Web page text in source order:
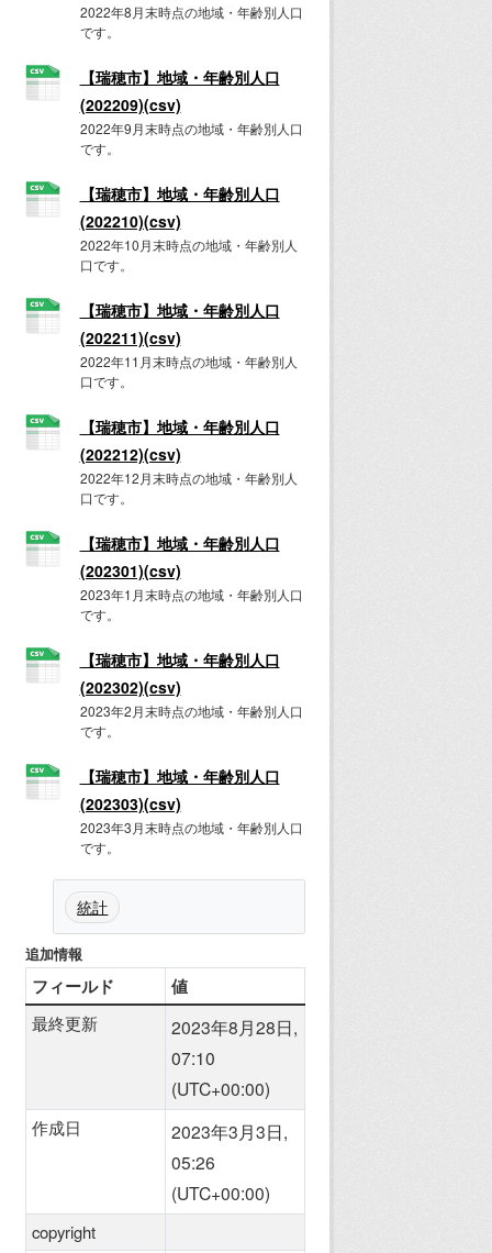
2022年8月末時点の地域・年齢別人口
です。
【瑞穂市】地域・年齢別人口
(202209)(csv)
2022年9月末時点の地域・年齢別人口
です。
【瑞穂市】地域・年齢別人口
(202210)(csv)
2022年10月末時点の地域・年齢別人
口です。
【瑞穂市】地域・年齢別人口
(202211)(csv)
2022年11月末時点の地域・年齢別人
口です。
【瑞穂市】地域・年齢別人口
(202212)(csv)
2022年12月末時点の地域・年齢別人
口です。
【瑞穂市】地域・年齢別人口
(202301)(csv)
2023年1月末時点の地域・年齢別人口
です。
【瑞穂市】地域・年齢別人口
(202302)(csv)
2023年2月末時点の地域・年齢別人口
です。
【瑞穂市】地域・年齢別人口
(202303)(csv)
2023年3月末時点の地域・年齢別人口
です。
統計
追加情報
フィールド 値
最終更新
2023年8月28日,
07:10
(UTC+00:00)
作成日
2023年3月3日,
05:26
(UTC+00:00)
copyright